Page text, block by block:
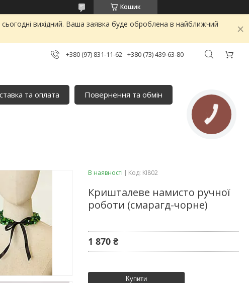
Кошик
вихідний. Ваша заявка буде оброблена в найближчий
+380 (97) 831-11-62 +380 (73) 439-63-80
та оплата
Повернення та обмін
В наявності Код: KI802
Кришталеве намисто ручної
роботи (смарагд-чорне)
1 870 ₴
Купити
КНОПКА
ЗВ'ЯЗКУ